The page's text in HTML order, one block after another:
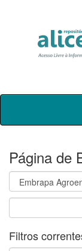
Skip
Página de
Filtros